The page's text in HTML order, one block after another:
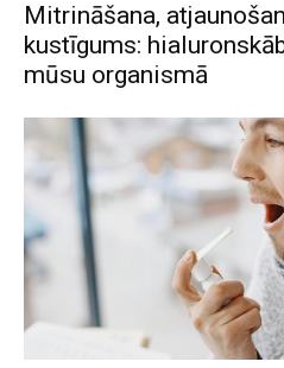
Mitrināšana,
kustīgums:
mūsu organismā